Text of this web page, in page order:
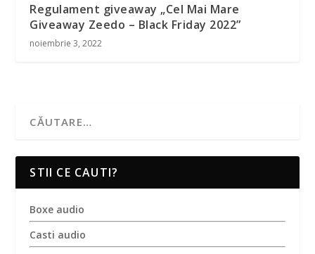
Regulament giveaway „Cel Mai Mare
Giveaway Zeedo – Black Friday 2022”
noiembrie 3, 2022
STII CE CAUTI?
Boxe audio
Casti audio